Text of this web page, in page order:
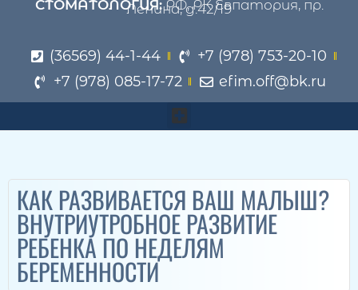
СТОМАТОЛОГИЯ:РФ, РК Евпатория, пр.
Ленина, д.42/19
(36569) 44-1-44
+7 (978) 753-20-10
+7 (978) 085-17-72
efim.off@bk.ru
КАК РАЗВИВАЕТСЯ ВАШ МАЛЫШ?
ВНУТРИУТРОБНОЕ РАЗВИТИЕ
РЕБЕНКА ПО НЕДЕЛЯМ
БЕРЕМЕННОСТИ